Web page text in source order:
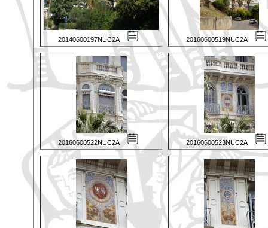
20140600197NUC2A 20160600519NUC2A
20160600522NUC2A 20160600523NUC2A